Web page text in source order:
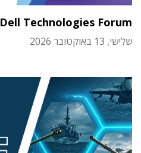
Dell Technologies Forum
שלישי, 13 באוקטובר 2026